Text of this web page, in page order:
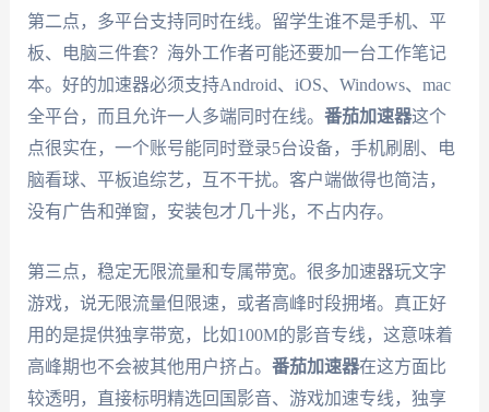
第二点，多平台支持同时在线。留学生谁不是手机、平
板、电脑三件套？海外工作者可能还要加一台工作笔记
本。好的加速器必须支持Android、iOS、Windows、mac
全平台，而且允许一人多端同时在线。 番茄加速器这个
点很实在，一个账号能同时登录5台设备，手机刷剧、电
脑看球、平板追综艺，互不干扰。客户端做得也简洁，
没有广告和弹窗，安装包才几十兆，不占内存。
第三点，稳定无限流量和专属带宽。很多加速器玩文字
游戏，说无限流量但限速，或者高峰时段拥堵。真正好
用的是提供独享带宽，比如100M的影音专线，这意味着
高峰期也不会被其他用户挤占。 番茄加速器在这方面比
较透明，直接标明精选回国影音、游戏加速专线，独享